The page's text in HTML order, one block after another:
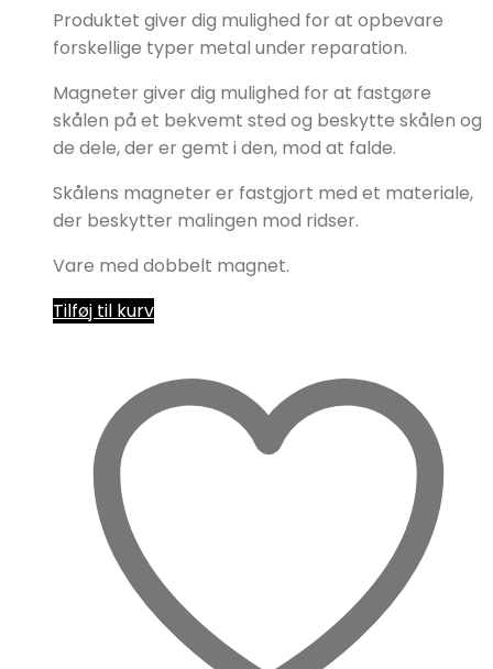
Produktet giver dig mulighed for at opbevare
forskellige typer metal under reparation.
Magneter giver dig mulighed for at fastgøre
skålen på et bekvemt sted og beskytte skålen og
de dele, der er gemt i den, mod at falde.
Skålens magneter er fastgjort med et materiale,
der beskytter malingen mod ridser.
Vare med dobbelt magnet.
Tilføj til kurv